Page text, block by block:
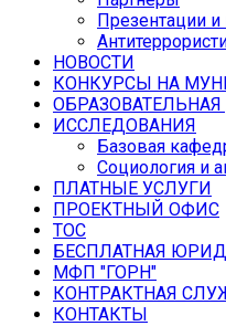
Презентации
НОВОСТИ
КОНКУРСЫ НА
ИССЛЕДОВАНИЯ
Базовая
Социология и
ПЛАТНЫЕ УСЛУГИ
ПРОЕКТНЫЙ ОФИС
ТОС
БЕСПЛАТНАЯ
МФП "ГОРН"
КОНТРАКТНАЯ
КОНТАКТЫ